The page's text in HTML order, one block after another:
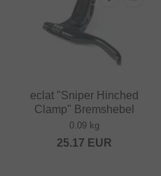
eclat "Sniper Hinched
Clamp" Bremshebel
0.09 kg
25.17 EUR